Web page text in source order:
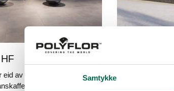
Samtykke
av landets fire regionale
på vegne av alle
Målsettingen